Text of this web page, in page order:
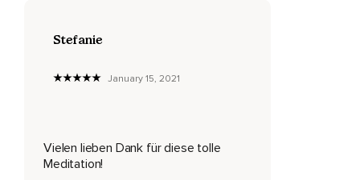
Es kann sowas sein,
Aber du hast es geschafft.
Stefanie
January 15, 2021
Vielen lieben Dank für diese tolle
Meditation!